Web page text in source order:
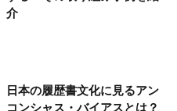
介
日本の履歴書文化に見るアン
コンシャス・バイアスとは？